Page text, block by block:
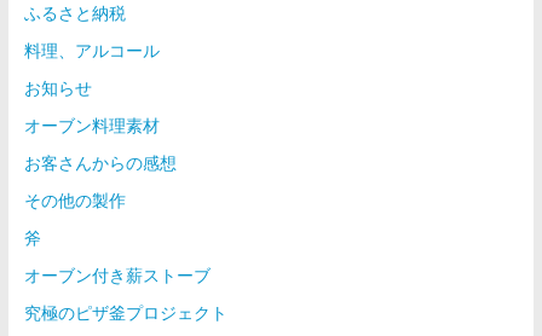
ふるさと納税
料理、アルコール
お知らせ
オーブン料理素材
お客さんからの感想
その他の製作
斧
オーブン付き薪ストーブ
究極のピザ釜プロジェクト